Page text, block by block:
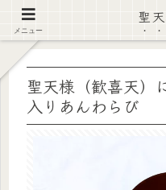
【注意喚起】偽サイ
聖天様（歓喜天）
入りあんわらび
メニュー
聖